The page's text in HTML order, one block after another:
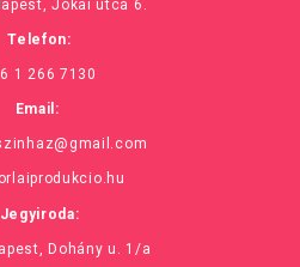
Jókai utca 6.
Telefon:
1 266 7130
Email:
Jegyiroda:
Dohány u. 1/a